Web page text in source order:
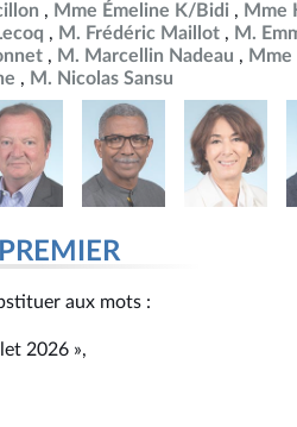
Mme Émeline K/Bidi
Mme
M. Frédéric Maillot
M.
M. Marcellin Nadeau
M. Nicolas Sansu
aux mots :
2026 »,